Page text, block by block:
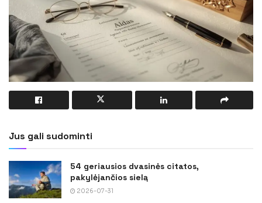
Jus gali sudominti
54 geriausios dvasinės citatos,
pakylėjančios sielą
2026-07-31